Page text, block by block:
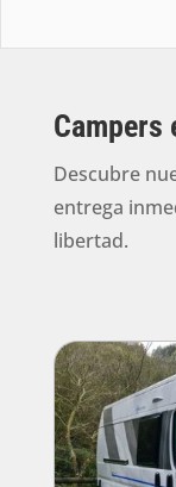
Campers
Descubre
entrega
libertad.